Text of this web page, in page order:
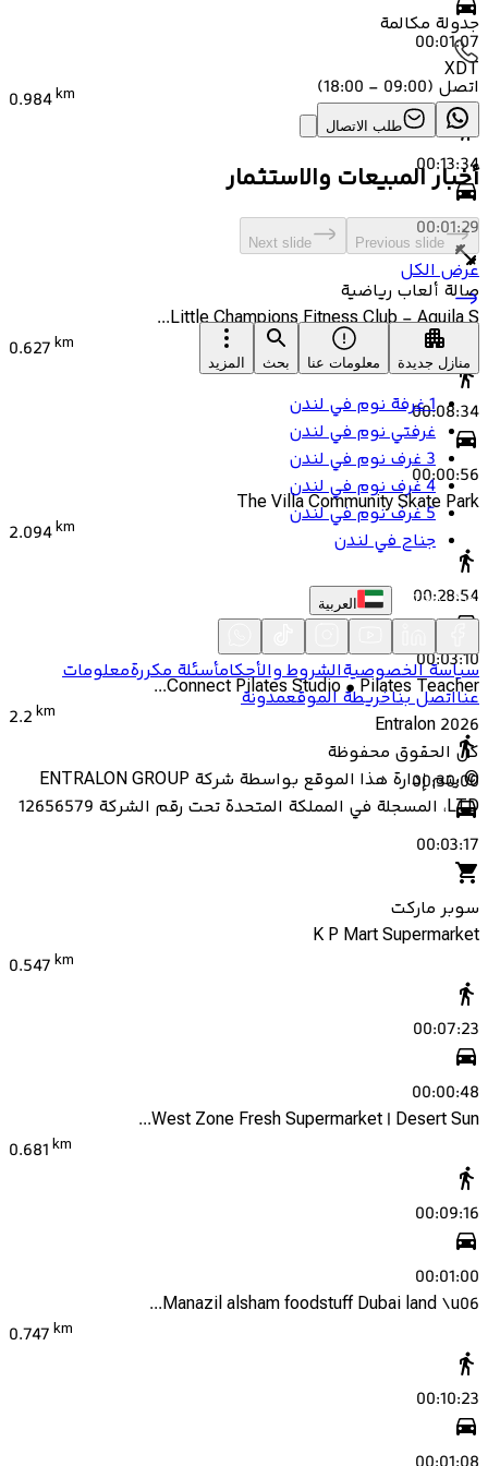
00:01:07
XDT
0.984km
00:13:34
00:01:29
صالة ألعاب رياضية
Little Champions Fitness Club - Aquila S...
0.627 km
00:08:34
00:00:56
The Villa Community Skate Park
2.094km
00:28:54
00:03:10
Connect Pilates Studio • Pilates Teacher...
2.2 km
00:30:00
00:03:17
سوبر ماركت
K P Mart Supermarket
0.547 km
00:07:23
00:00:48
West Zone Fresh Supermarket | Desert Sun...
0.681 km
00:09:16
00:01:00
Manazil alsham foodstuff Dubai land \u06...
0.747 km
00:10:23
جدولة مكالمة
اتصل (
09:00 - 18:00
)
طلب الاتصال
أخبار المبيعات والاستثمار
Previous slide
Next slide
عرض الكل
منازل جديدة معلومات عنا بحث المزيد
1 غرفة نوم في لندن
غرفتي نوم في لندن
3 غرف نوم في لندن
4 غرف نوم في لندن
5 غرف نوم في لندن
جناح في لندن
العربية
سياسة الخصوصيةالشروط والأحكامأسئلة مكررةمعلومات
عنااتصل بناخريطة الموقعمدونة
2026
كل الحقوق محفوظة
©
يتم إدارة هذا الموقع بواسطة شركة ENTRALON GROUP
LTD، المسجلة في المملكة المتحدة تحت رقم الشركة 12656579